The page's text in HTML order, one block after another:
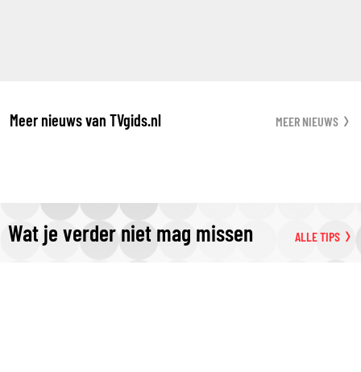
Meer nieuws van TVgids.nl MEER NIEUWS
Wat je verder niet mag missen ALLE TIPS